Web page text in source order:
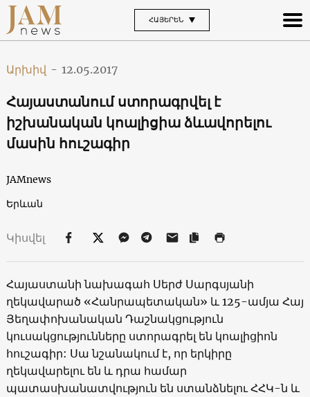
ՀԱՅԵՐԵՆ
Արխիվ - 12.05.2017
Հայաստանում ստորագրվել է
իշխանական կոալիցիա ձևավորելու
մասին հուշագիր
JAMnews
Երևան
Կիսվել
Հայաստանի նախագահ Սերժ Սարգսյանի
ղեկավարած «Հանրապետական» և 125-ամյա Հայ
Յեղափոխանական Դաշնակցություն
կուսակցությունները ստորագրել են կոալիցիոն
հուշագիր: Սա նշանակում է, որ երկիրը
ղեկավարելու են և դրա համար
պատասխանատվություն են ստանձնելու ՀՀԿ-ն և